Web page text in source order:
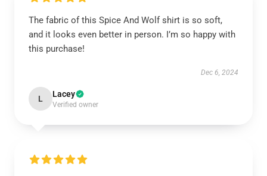
The fabric of this Spice And Wolf shirt is so soft,
and it looks even better in person. I’m so happy with
this purchase!
Dec 6, 2024
L Lacey
Verified owner